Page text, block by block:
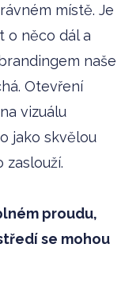
místě. Je
o něco dál a
naše
Otevření
vizuálu
jako skvělou
zaslouží.
proudu,
se mohou